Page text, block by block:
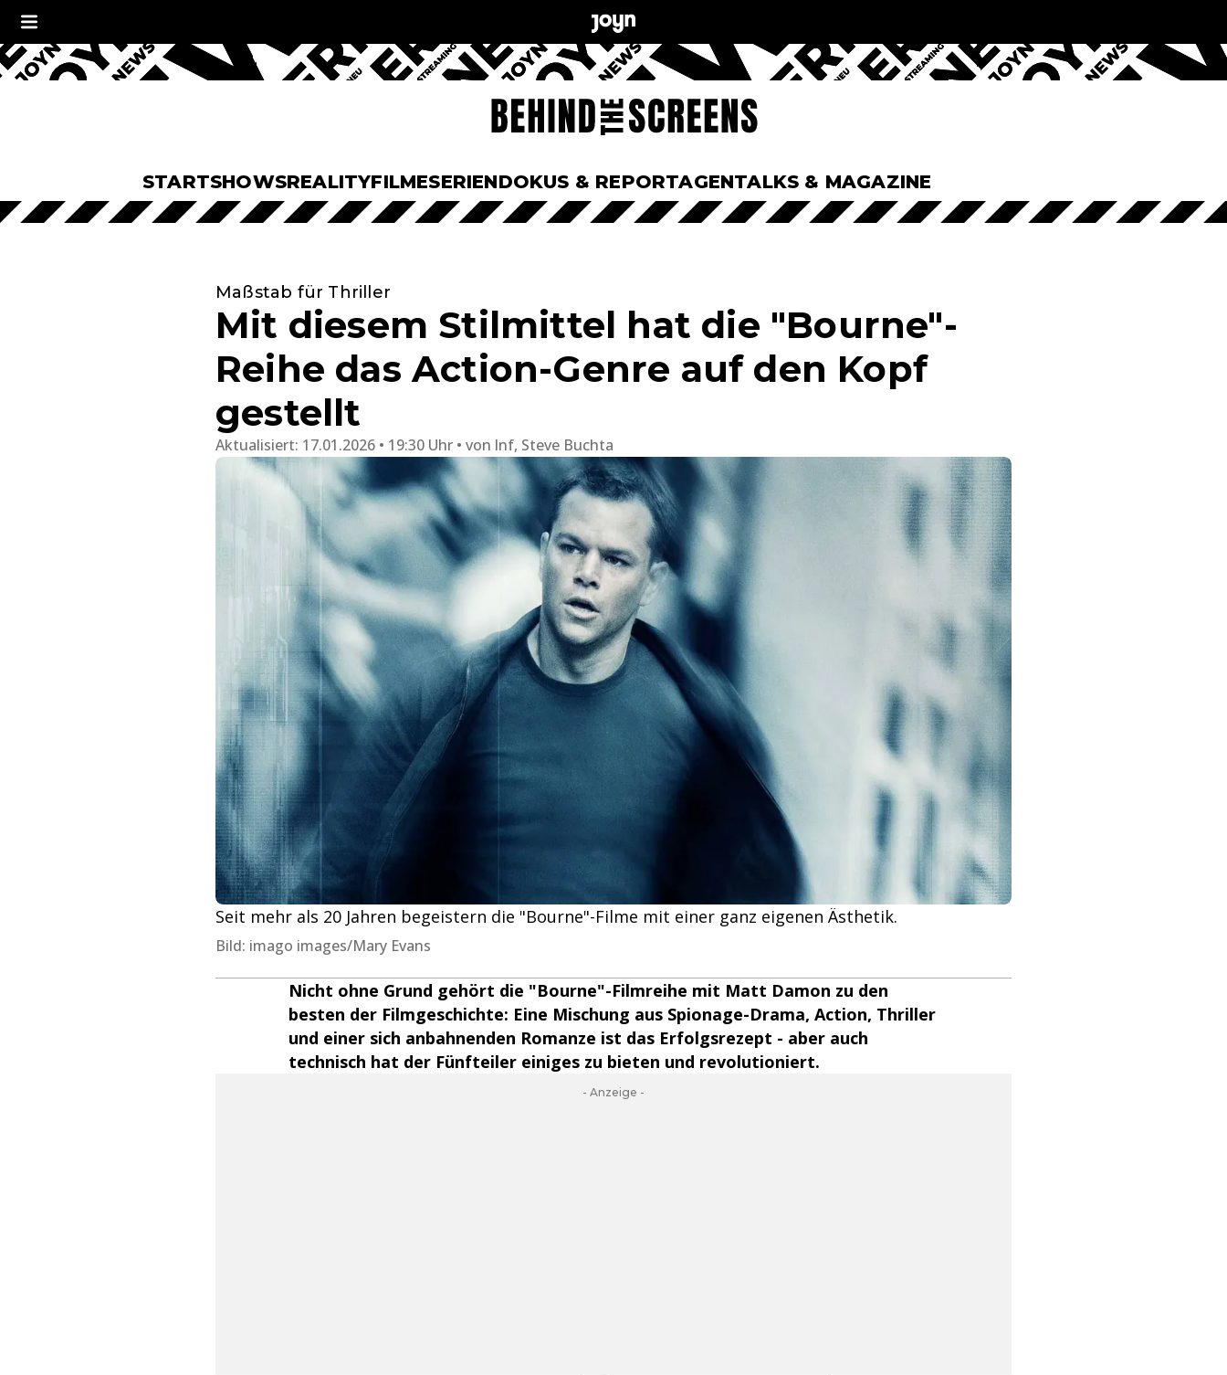
STARTSHOWSREALITYFILMESERIENDOKUS & REPORTAGENTALKS & MAGAZINE
Maßstab für Thriller
Mit diesem Stilmittel hat die "Bourne"-
Reihe das Action-Genre auf den Kopf
gestellt
Aktualisiert: 17.01.2026 • 19:30 Uhr von lnf, Steve Buchta
Seit mehr als 20 Jahren begeistern die "Bourne"-Filme mit einer ganz eigenen Ästhetik.
Bild: imago images/Mary Evans
Nicht ohne Grund gehört die "Bourne"-Filmreihe mit Matt Damon zu den
besten der Filmgeschichte: Eine Mischung aus Spionage-Drama, Action, Thriller
und einer sich anbahnenden Romanze ist das Erfolgsrezept - aber auch
technisch hat der Fünfteiler einiges zu bieten und revolutioniert.
- Anzeige -